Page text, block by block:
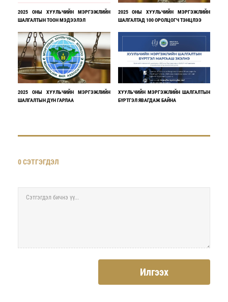
2025 ОНЫ ХУУЛЬЧИЙН МЭРГЭЖЛИЙН
ШАЛГАЛТЫН ТООН МЭДЭЭЛЭЛ
2025 ОНЫ ХУУЛЬЧИЙН МЭРГЭЖЛИЙН
ШАЛГАЛТАД 100 ОРОЛЦОГЧ ТЭНЦЛЭЭ
2025 ОНЫ ХУУЛЬЧИЙН МЭРГЭЖЛИЙН
ШАЛГАЛТЫН ДҮН ГАРЛАА
ХУУЛЬЧИЙН МЭРГЭЖЛИЙН ШАЛГАЛТЫН
БҮРТГЭЛ ЯВАГДАЖ БАЙНА
0 СЭТГЭГДЭЛ
Илгээх